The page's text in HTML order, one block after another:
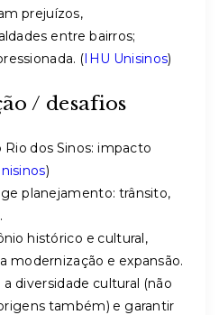
prejuízos,
entre bairros;
(IHU Unisinos)
/ desafios
dos Sinos: impacto
)
planejamento: trânsito,
histórico e cultural,
modernização e expansão.
diversidade cultural (não
também) e garantir